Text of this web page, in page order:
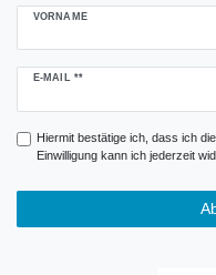
VORNAME
E-MAIL **
Newsletter
Hiermit bestätige ich, dass ich die
Einwilligung kann ich jederzeit